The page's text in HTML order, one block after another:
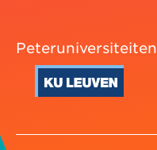
Peteruniversiteiten